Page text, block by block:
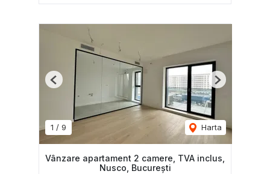
1 / 9 Harta
Previous Next
Vânzare apartament 2 camere, TVA inclus,
Nusco, București